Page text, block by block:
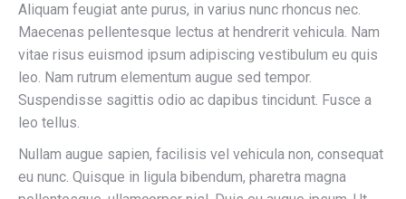
Aliquam feugiat ante purus, in varius nunc rhoncus nec.
Maecenas pellentesque lectus at hendrerit vehicula. Nam
vitae risus euismod ipsum adipiscing vestibulum eu quis
leo. Nam rutrum elementum augue sed tempor.
Suspendisse sagittis odio ac dapibus tincidunt. Fusce a
leo tellus.
Nullam augue sapien, facilisis vel vehicula non, consequat
eu nunc. Quisque in ligula bibendum, pharetra magna